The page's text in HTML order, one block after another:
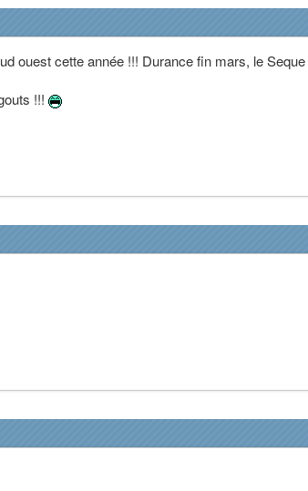
ouest cette année !!! Durance fin mars, le
!!!